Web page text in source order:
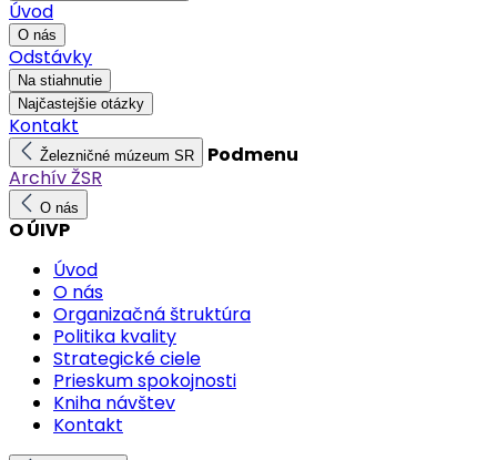
Úvod
O nás
Odstávky
Na stiahnutie
Najčastejšie otázky
Kontakt
Železničné múzeum SR
Podmenu
Archív ŽSR
O nás
O ÚIVP
Úvod
O nás
Organizačná štruktúra
Politika kvality
Strategické ciele
Prieskum spokojnosti
Kniha návštev
Kontakt